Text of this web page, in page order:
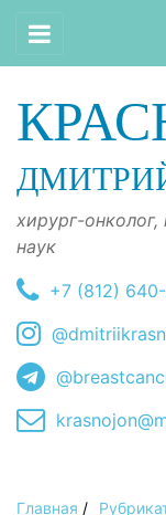
хирург-
наук
+7 (812)
Главная /